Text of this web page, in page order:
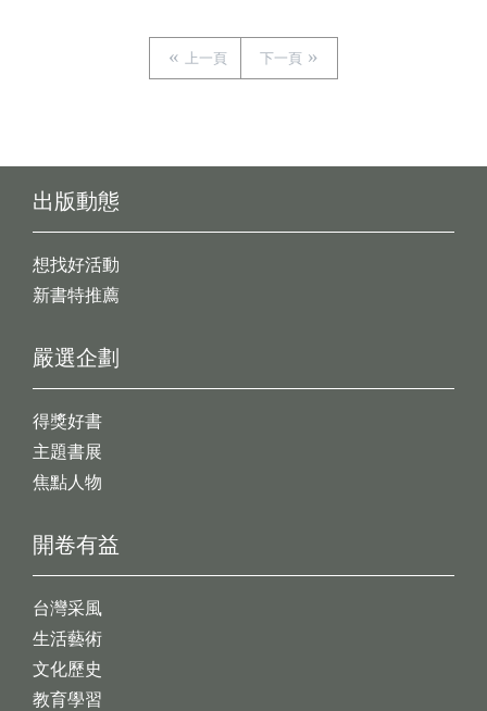
上一頁 下一頁
出版動態
想找好活動
新書特推薦
開卷有益
台灣采風
生活藝術
文化歷史
教育學習
嚴選企劃
得獎好書
主題書展
焦點人物